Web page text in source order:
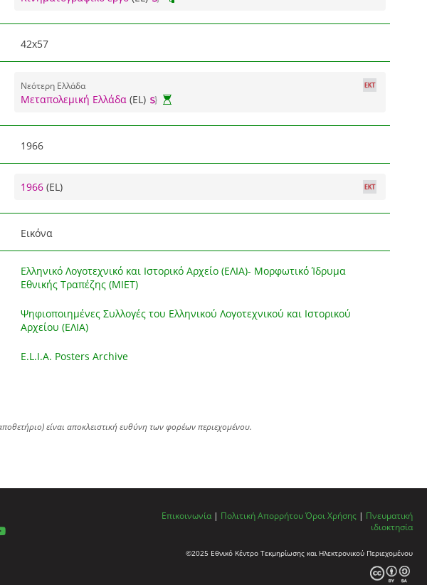
42x57
Νεότερη Ελλάδα
Μεταπολεμική Ελλάδα (EL)
1966
1966 (EL)
Εικόνα
Ελληνικό Λογοτεχνικό και Ιστορικό Αρχείο (ΕΛΙΑ)- Μορφωτικό Ίδρυμα
Εθνικής Τραπέζης (ΜΙΕΤ)
Ψηφιοποιημένες Συλλογές του Ελληνικού Λογοτεχνικού και Ιστορικού
Αρχείου (ΕΛΙΑ)
E.L.I.A. Posters Archive
είναι αποκλειστική ευθύνη των φορέων περιεχομένου.
Επικοινωνία | Πολιτική ΑπορρήτουΌροι Χρήσης | Πνευματική
ιδιοκτησία
©2025 Εθνικό Κέντρο Τεκμηρίωσης και Ηλεκτρονικού Περιεχομένου